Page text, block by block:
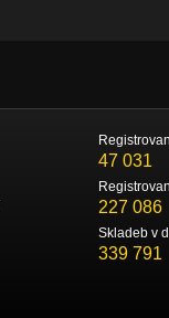
47 031
227 086
Skladeb v
339 791